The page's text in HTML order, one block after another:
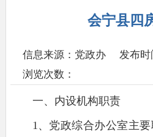
会宁县四
信息来源：党政办
发布时
浏览次数：
一、内设机构职责
1、党政综合办公室主